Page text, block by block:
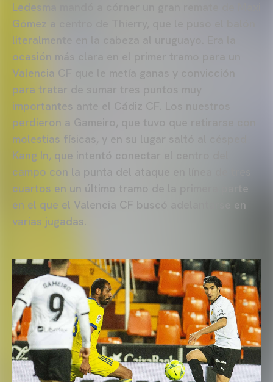
Ledesma mandó a córner un gran remate de Maxi
Gómez a centro de Thierry, que le puso el balón
literalmente en la cabeza al uruguayo. Era la
ocasión más clara en el primer tramo para un
Valencia CF que le metía ganas y convicción
para tratar de sumar tres puntos muy
importantes ante el Cádiz CF. Los nuestros
perdieron a Gameiro, que tuvo que retirarse con
molestias físicas, y en su lugar saltó al césped
Kang In, que intentó conectar el centro del
campo con la punta del ataque en línea de tres
cuartos en un último tramo de la primera parte
en el que el Valencia CF buscó adelantarse en
varias jugadas.